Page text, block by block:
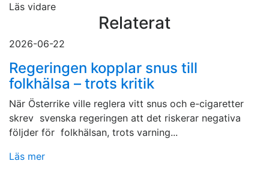
Läs vidare
Relaterat
2026-06-22
Regeringen kopplar snus till
folkhälsa – trots kritik
När Österrike ville reglera vitt snus och e-cigaretter
skrev svenska regeringen att det riskerar negativa
följder för folkhälsan, trots varning...
Läs mer